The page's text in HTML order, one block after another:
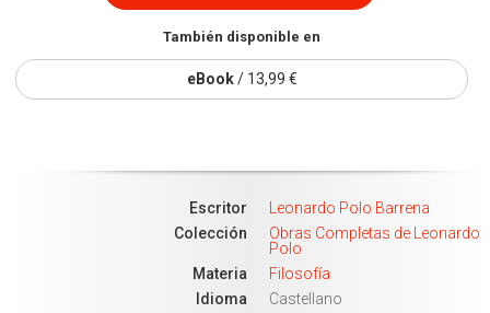
También disponible en
eBook/ 13,99 €
Escritor
Leonardo Polo Barrena
Colección
Obras Completas de Leonardo
Polo
Materia
Filosofía
Idioma
Castellano